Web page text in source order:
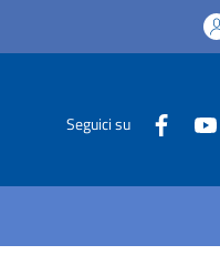
Seguici su